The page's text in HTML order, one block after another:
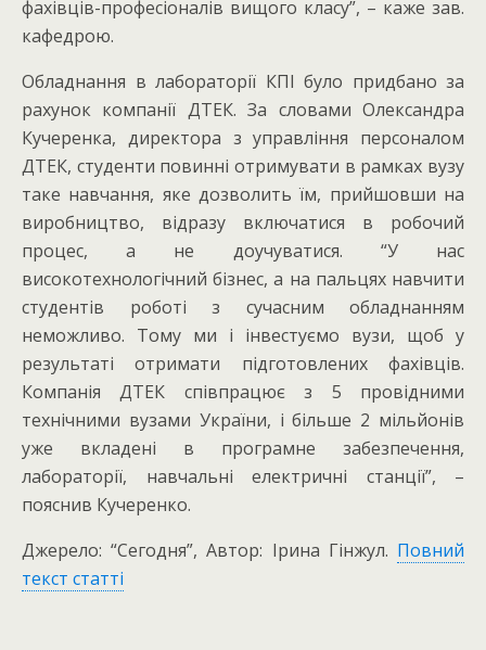
фахівців-професіоналів вищого класу”, – каже зав.
кафедрою.
Обладнання в лабораторії КПІ було придбано за
рахунок компанії ДТЕК. За словами Олександра
Кучеренка, директора з управління персоналом
ДТЕК, студенти повинні отримувати в рамках вузу
таке навчання, яке дозволить їм, прийшовши на
виробництво, відразу включатися в робочий
процес, а не доучуватися. “У нас
високотехнологічний бізнес, а на пальцях навчити
студентів роботі з сучасним обладнанням
неможливо. Тому ми і інвестуємо вузи, щоб у
результаті отримати підготовлених фахівців.
Компанія ДТЕК співпрацює з 5 провідними
технічними вузами України, і більше 2 мільйонів
уже вкладені в програмне забезпечення,
лабораторії, навчальні електричні станції”, –
пояснив Кучеренко.
Джерело: “Сегодня”, Автор: Ірина Гінжул. Повний
текст статті